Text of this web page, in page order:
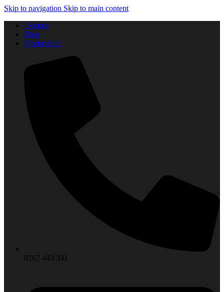
Skip to navigation Skip to main content
Contact
Blog
Producători
0767 443 341